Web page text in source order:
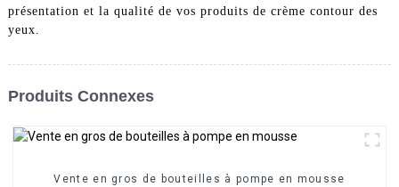
présentation et la qualité de vos produits de crème contour des
yeux.
Produits Connexes
Vente en gros de bouteilles à pompe en mousse